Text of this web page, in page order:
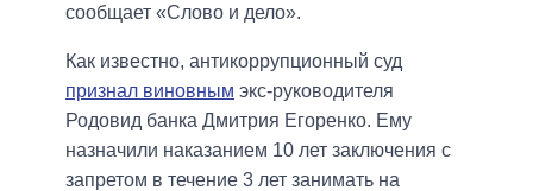
сообщает «Слово и дело».
Как известно, антикоррупционный суд
признал виновным экс-руководителя
Родовид банка Дмитрия Егоренко. Ему
назначили наказанием 10 лет заключения с
запретом в течение 3 лет занимать на